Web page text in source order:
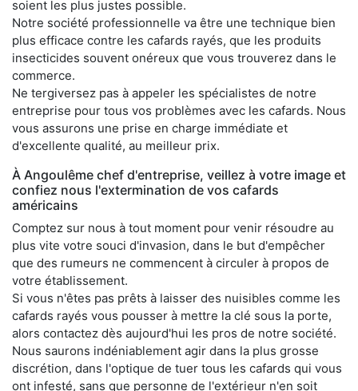
soient les plus justes possible.
Notre société professionnelle va être une technique bien
plus efficace contre les cafards rayés, que les produits
insecticides souvent onéreux que vous trouverez dans le
commerce.
Ne tergiversez pas à appeler les spécialistes de notre
entreprise pour tous vos problèmes avec les cafards. Nous
vous assurons une prise en charge immédiate et
d'excellente qualité, au meilleur prix.
À Angoulême chef d'entreprise, veillez à votre image et
confiez nous l'extermination de vos cafards
américains
Comptez sur nous à tout moment pour venir résoudre au
plus vite votre souci d'invasion, dans le but d'empêcher
que des rumeurs ne commencent à circuler à propos de
votre établissement.
Si vous n'êtes pas prêts à laisser des nuisibles comme les
cafards rayés vous pousser à mettre la clé sous la porte,
alors contactez dès aujourd'hui les pros de notre société.
Nous saurons indéniablement agir dans la plus grosse
discrétion, dans l'optique de tuer tous les cafards qui vous
ont infesté, sans que personne de l'extérieur n'en soit